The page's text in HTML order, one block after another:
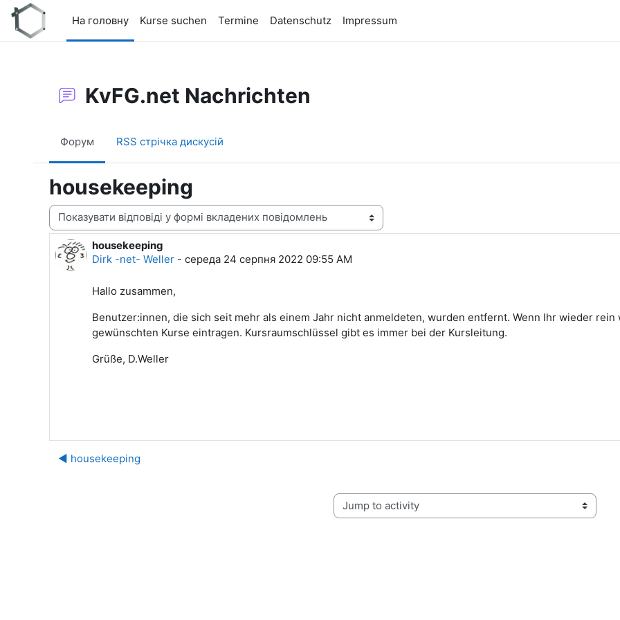
Перейти до головного вмісту
На головну
Kurse suchen Termine Datenschutz Impressum
KvFG.net Nachrichten
Форум RSS стрічка дискусій
housekeeping
Тип показу
housekeeping
Dirk -net- Weller - середа 24 серпня 2022 09:55 AM
Кількість відповідей: 0
Hallo zusammen,
Benutzer:innen, die sich seit mehr als einem Jahr nicht anmeldeten, wurden entfernt. Wenn Ihr wieder
gewünschten Kurse eintragen. Kursraumschlüssel gibt es immer bei der Kursleitung.
Grüße, D.Weller
◀︎ housekeeping
Jump to activity